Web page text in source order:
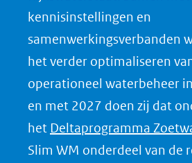
L
i
n
k
e
d
I
kennisinstellingen en
samenwerkingsverbanden
het verder optimaliseren
operationeel waterbeheer
en met 2027 doen zij dat
het Deltaprogramma
Slim WM onderdeel van de